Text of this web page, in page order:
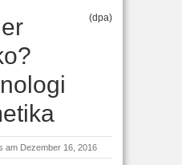
(dpa)
am Dezember 16, 2016